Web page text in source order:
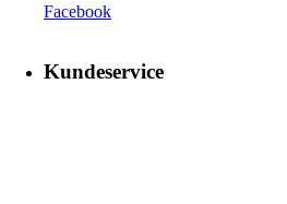
Facebook
Kundeservice